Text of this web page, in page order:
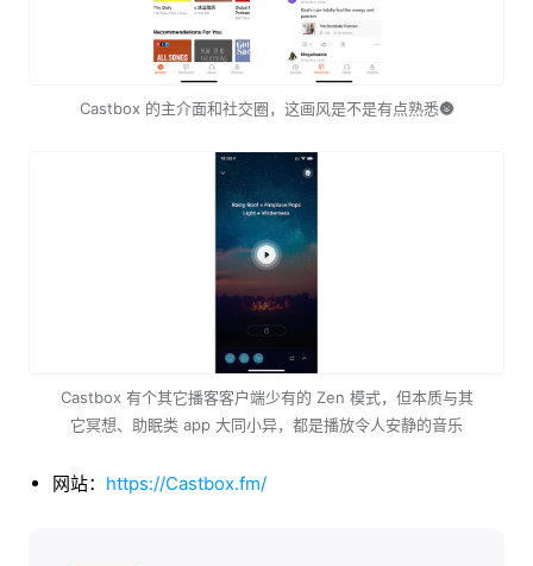
Castbox 的主介面和社交圈，这画风是不是有点熟悉🌚
Castbox 有个其它播客客户端少有的 Zen 模式，但本质与其
它冥想、助眠类 app 大同小异，都是播放令人安静的音乐
网站： https://Castbox.fm/